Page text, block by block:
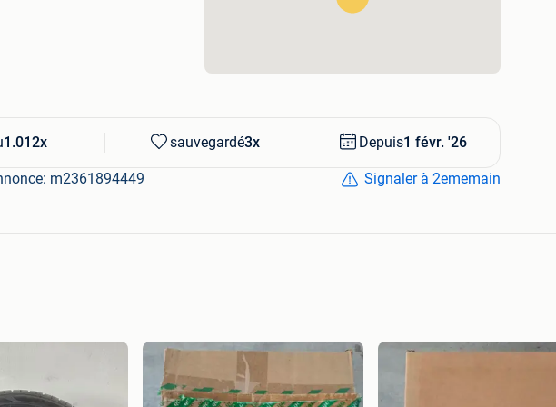
1.012x sauvegardé3x Depuis1 févr. '26
m2361894449 Signaler à 2ememain